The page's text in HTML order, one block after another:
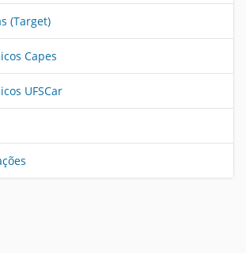
(Target)
Capes
UFSCar